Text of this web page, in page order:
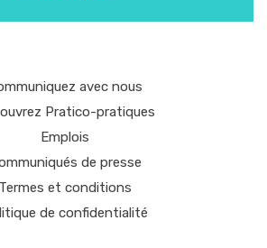
avec nous
Pratico-pratiques
Emplois
de presse
Termes et conditions
de confidentialité